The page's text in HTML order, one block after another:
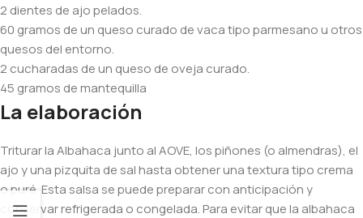
2 dientes de ajo pelados.
60 gramos de un queso curado de vaca tipo parmesano u otros
quesos del entorno.
2 cucharadas de un queso de oveja curado.
45 gramos de mantequilla
La elaboración
Triturar la Albahaca junto al AOVE, los piñones (o almendras), el
ajo y una pizquita de sal hasta obtener una textura tipo crema
o puré. Esta salsa se puede preparar con anticipación y
conservar refrigerada o congelada. Para evitar que la albahaca